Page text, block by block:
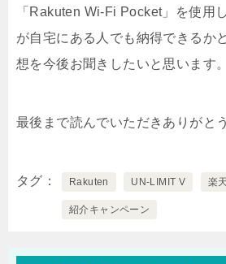
「Rakuten Wi-Fi Pocket」を使用
が自宅にある人でも納得できるか
想を今後お聞きしたいと思います。
最後まで読んでいただきありがと
タグ Rakuten UN-LIMIT V 楽
紹介キャンペーン